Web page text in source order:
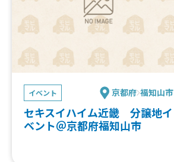
イベント 京都府 福知山市
セキスイハイム近畿 分譲地イ
ベント＠京都府福知山市